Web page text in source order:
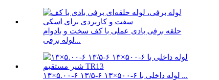
حلقه برفی بادی عملی با کف سخت و بادوام
لوله برفی...
۱۳×۵.۰۰-۶ ۱۳/۵-۶ ۱۳×۵۰۰-۶ لوله داخلی با ...